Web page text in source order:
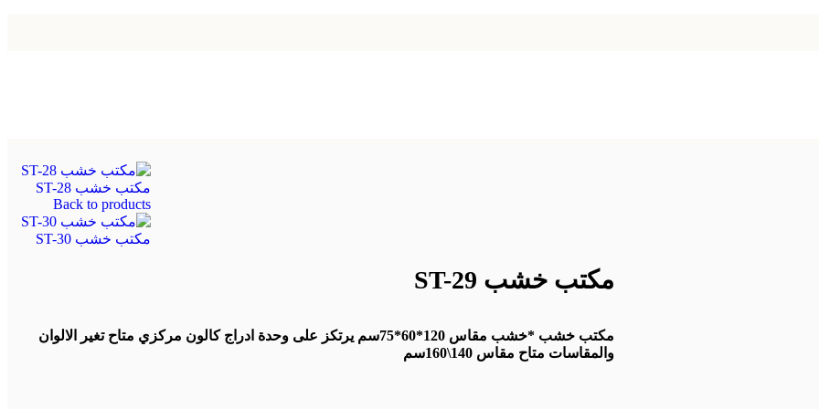
مكتب خشب ST-28
Back to products
مكتب خشب ST-30
مكتب خشب ST-29
مكتب خشب *خشب مقاس 120*60*75سم يرتكز على وحدة ادراج كالون مركزي متاح تغير الالوان
والمقاسات متاح مقاس 140\160سم